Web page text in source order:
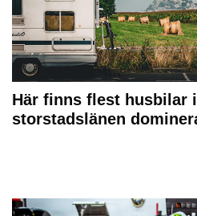
Här finns flest husbilar
storstadslänen